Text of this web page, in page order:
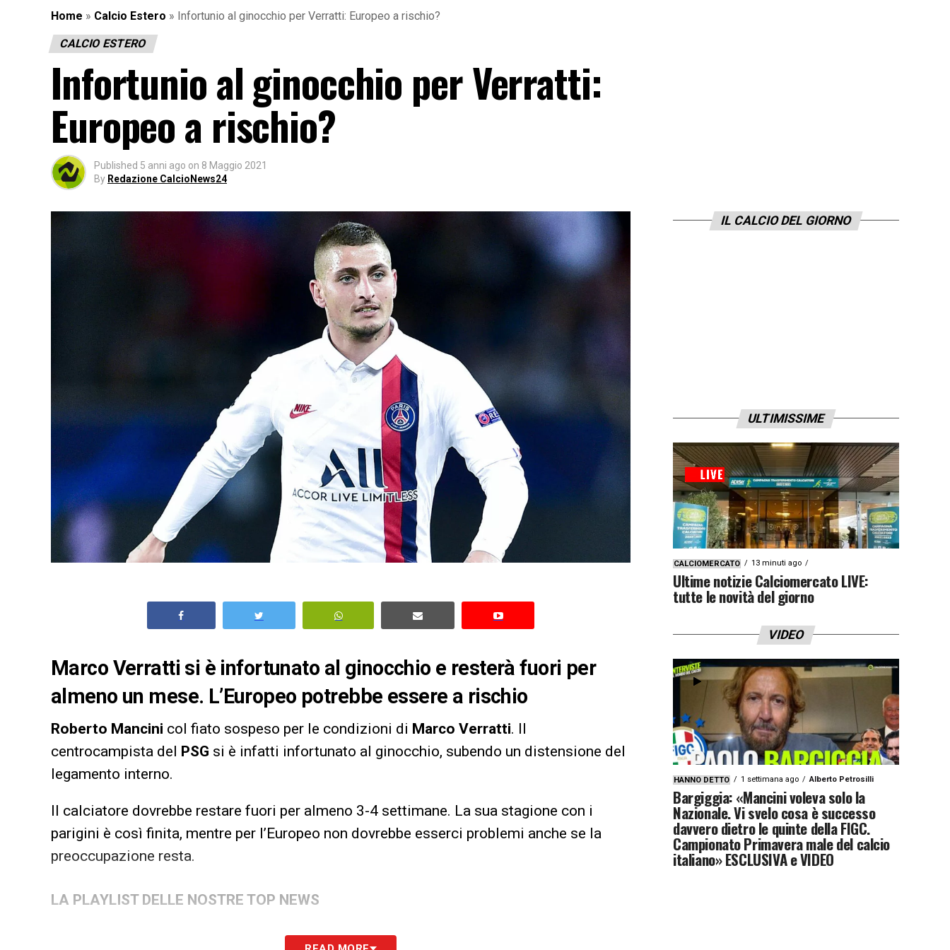
Home » Calcio Estero » Infortunio al ginocchio per Verratti: Europeo a rischio?
CALCIO ESTERO
Infortunio al ginocchio per Verratti:
Europeo a rischio?
Published 5 anni ago on 8 Maggio 2021
By Redazione CalcioNews24
Marco Verratti si è infortunato al ginocchio e resterà fuori per
almeno un mese. L’Europeo potrebbe essere a rischio
Roberto Mancini col fiato sospeso per le condizioni di Marco Verratti. Il
centrocampista del PSG si è infatti infortunato al ginocchio, subendo un distensione del
legamento interno.
Il calciatore dovrebbe restare fuori per almeno 3-4 settimane. La sua stagione con i
parigini è così finita, mentre per l’Europeo non dovrebbe esserci problemi anche se la
preoccupazione resta.
LA PLAYLIST DELLE NOSTRE TOP NEWS
IL CALCIO DEL GIORNO
ULTIMISSIME
CALCIOMERCATO 13 minuti ago
Ultime notizie Calciomercato LIVE:
tutte le novità del giorno
VIDEO
HANNO DETTO 1 settimana ago Alberto Petrosilli
Bargiggia: «Mancini voleva solo la
Nazionale. Vi svelo cosa è successo
davvero dietro le quinte della FIGC.
Campionato Primavera male del calcio
italiano» ESCLUSIVA e VIDEO